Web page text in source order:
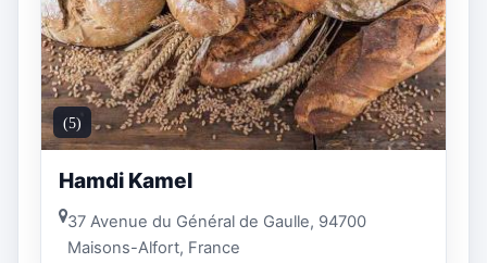
(5)
Hamdi Kamel
37 Avenue du Général de Gaulle, 94700
Maisons-Alfort, France